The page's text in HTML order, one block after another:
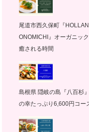
尾道市西久保町『
ONOMICHI』オーガニッ
癒される時間
島根県 隠岐の島『八百杉
の幸たっぷり6,600円コー